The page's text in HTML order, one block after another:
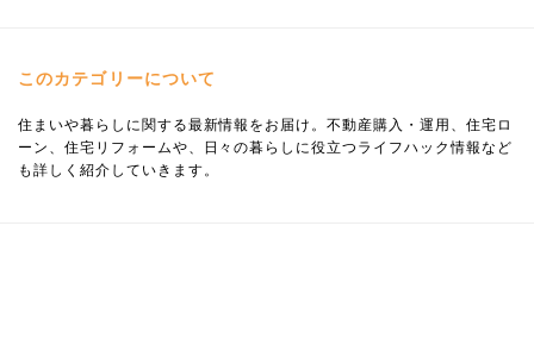
このカテゴリーについて
住まいや暮らしに関する最新情報をお届け。不動産購入・運用、住宅ロ
ーン、住宅リフォームや、日々の暮らしに役立つライフハック情報など
も詳しく紹介していきます。